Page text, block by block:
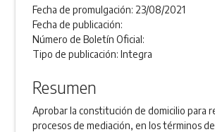
Fecha de promulgación: 23/08/2021
Fecha de publicación:
Número de Boletín Oficial:
Tipo de publicación:Integra
Resumen
Aprobar la constitución de domicilio para
procesos de mediación, en los términos de